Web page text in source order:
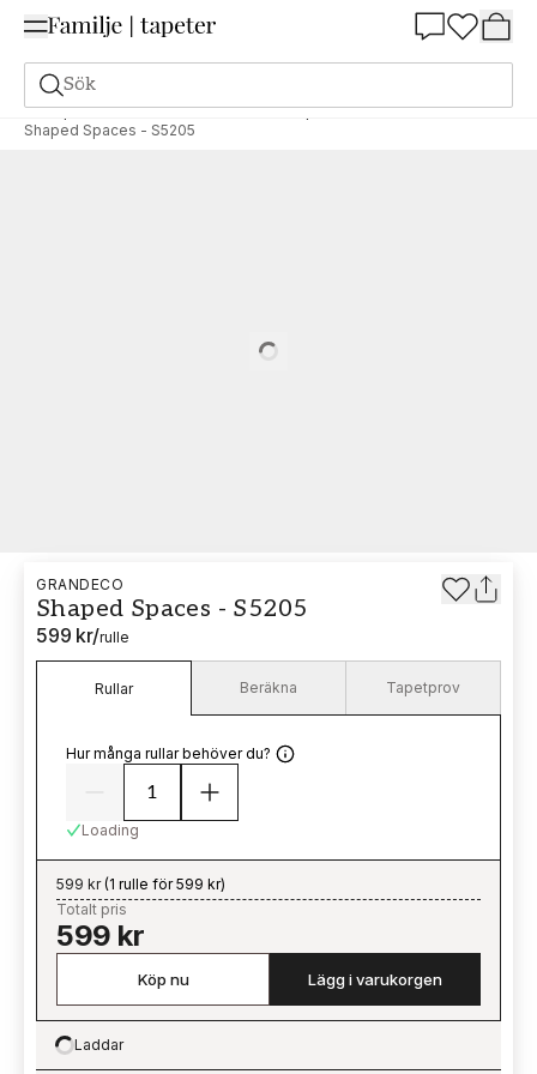
Sök
Tapeter Varumärken Grandeco Shaped Stories
Shaped Spaces - S5205
GRANDECO
Shaped Spaces - S5205
599 kr/rulle
Rullar Beräkna Tapetprov
Hur många rullar behöver du?
Loading
599 kr(1 rulle för 599 kr)
Totalt pris
599 kr
Köp nu Lägg i varukorgen
Loading…
Laddar